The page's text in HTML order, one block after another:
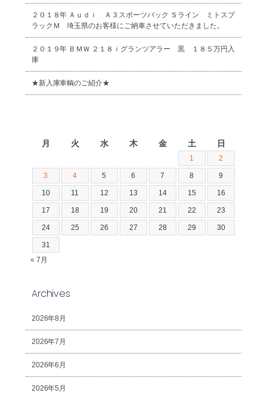
２０１８年 Ａｕｄｉ Ａ３スポーツバック Ｓライン ミトスブ
ラックＭ 埼玉県のお客様にご納車させていただきました。
２０１９年 ＢＭＷ ２１８ｉグランツアラー 黒 １８５万円入
庫
★新入庫車輌のご紹介★
月 火 水 木 金 土 日
1 2
3 4 5 6 7 8 9
10 11 12 13 14 15 16
17 18 19 20 21 22 23
24 25 26 27 28 29 30
31
« 7月
Archives
2026年8月
2026年7月
2026年6月
2026年5月